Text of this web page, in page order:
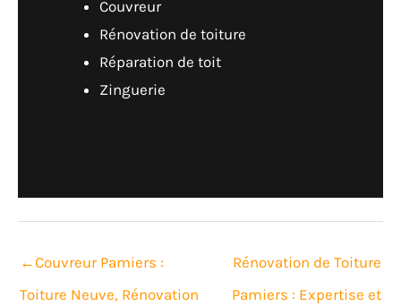
Couvreur
Rénovation de toiture
Réparation de toit
Zinguerie
←Couvreur Pamiers :
Toiture Neuve, Rénovation
Rénovation de Toiture
Pamiers : Expertise et